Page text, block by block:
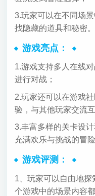
3.玩家可以在不同场
找隐藏的道具和秘密。
游戏亮点：
1.游戏支持多人在线
进行对战；
2.玩家还可以在游戏
验，与其他玩家交流互
3.丰富多样的关卡设
充满欢乐与挑战的冒险
游戏评测：
1、玩家可以自由地
个游戏中的场景内容